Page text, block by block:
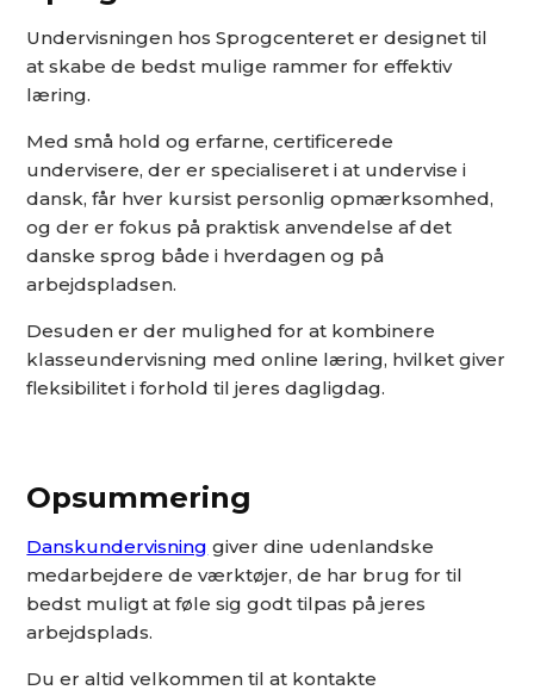
Undervisningen hos Sprogcenteret er designet til
at skabe de bedst mulige rammer for effektiv
læring.
Med små hold og erfarne, certificerede
undervisere, der er specialiseret i at undervise i
dansk, får hver kursist personlig opmærksomhed,
og der er fokus på praktisk anvendelse af det
danske sprog både i hverdagen og på
arbejdspladsen.
Desuden er der mulighed for at kombinere
klasseundervisning med online læring, hvilket giver
fleksibilitet i forhold til jeres dagligdag.
Opsummering
Danskundervisning giver dine udenlandske
medarbejdere de værktøjer, de har brug for til
bedst muligt at føle sig godt tilpas på jeres
arbejdsplads.
Du er altid velkommen til at kontakte